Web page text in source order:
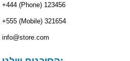
+444 (Phone) 123456
+555 (Mobile) 321654
info@store.com